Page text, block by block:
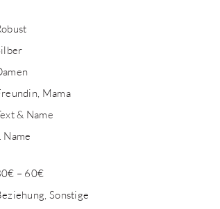
Mama
& Name
Name
– 60€
Sonstige